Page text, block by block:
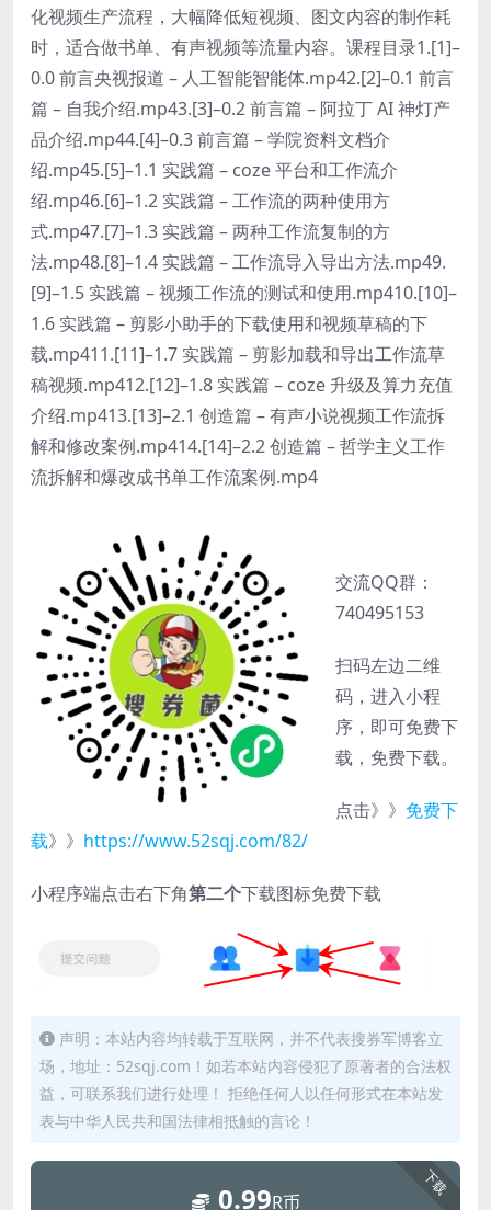
化视频生产流程，大幅降低短视频、图文内容的制作耗
时，适合做书单、有声视频等流量内容。课程目录1.[1]–
0.0 前言央视报道 – 人工智能智能体.mp42.[2]–0.1 前言
篇 – 自我介绍.mp43.[3]–0.2 前言篇 – 阿拉丁 AI 神灯产
品介绍.mp44.[4]–0.3 前言篇 – 学院资料文档介
绍.mp45.[5]–1.1 实践篇 – coze 平台和工作流介
绍.mp46.[6]–1.2 实践篇 – 工作流的两种使用方
式.mp47.[7]–1.3 实践篇 – 两种工作流复制的方
法.mp48.[8]–1.4 实践篇 – 工作流导入导出方法.mp49.
[9]–1.5 实践篇 – 视频工作流的测试和使用.mp410.[10]–
1.6 实践篇 – 剪影小助手的下载使用和视频草稿的下
载.mp411.[11]–1.7 实践篇 – 剪影加载和导出工作流草
稿视频.mp412.[12]–1.8 实践篇 – coze 升级及算力充值
介绍.mp413.[13]–2.1 创造篇 – 有声小说视频工作流拆
解和修改案例.mp414.[14]–2.2 创造篇 – 哲学主义工作
流拆解和爆改成书单工作流案例.mp4
交流QQ群：
740495153
扫码左边二维
码，进入小程
序，即可免费下
载，免费下载。
点击》》 免费下
载》》 https://www.52sqj.com/82/
小程序端点击右下角第二个下载图标免费下载
声明：本站内容均转载于互联网，并不代表搜券军博客立
场，地址：52sqj.com！如若本站内容侵犯了原著者的合法权
益，可联系我们进行处理！ 拒绝任何人以任何形式在本站发
表与中华人民共和国法律相抵触的言论！
下载
0.99R币